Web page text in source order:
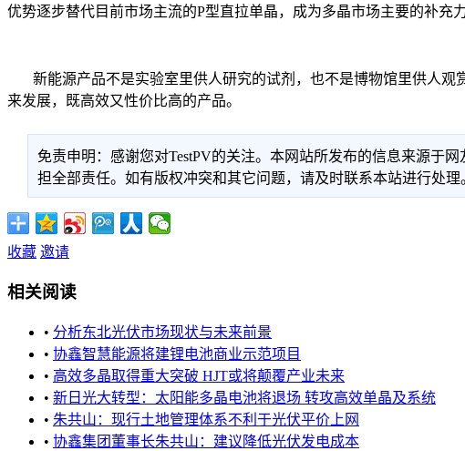
优势逐步替代目前市场主流的P型直拉单晶，成为多晶市场主要的补充
新能源产品不是实验室里供人研究的试剂，也不是博物馆里供人观
来发展，既高效又性价比高的产品。
免责申明：感谢您对TestPV的关注。本网站所发布的信息来源于
担全部责任。如有版权冲突和其它问题，请及时联系本站进行处理
收藏 邀请
相关阅读
• 分析东北光伏市场现状与未来前景
• 协鑫智慧能源将建锂电池商业示范项目
• 高效多晶取得重大突破 HJT或将颠覆产业未来
• 新日光大转型：太阳能多晶电池将退场 转攻高效单晶及系统
• 朱共山：现行土地管理体系不利于光伏平价上网
• 协鑫集团董事长朱共山：建议降低光伏发电成本